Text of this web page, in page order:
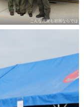
こんな光景も岩国ならでは